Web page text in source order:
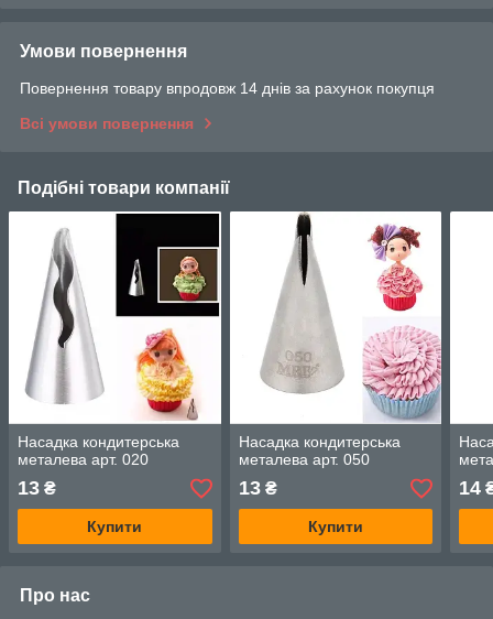
Умови повернення
Повернення товару впродовж 14 днів за рахунок покупця
Всі умови повернення
Подібні товари компанії
Насадка кондитерська
металева арт. 020
13 ₴
Купити
Насадка кондитерська
металева арт. 050
13₴
Купити
14
Про нас